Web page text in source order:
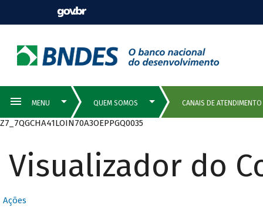
Z7_7QGCHA41LOIN70A3OEPPGQ0035
Visualizador do
Ações